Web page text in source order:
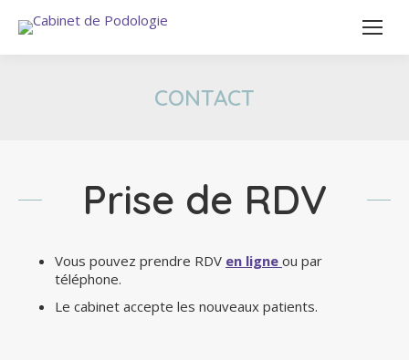
CONTACT
Prise de RDV
Vous pouvez prendre RDV en ligne ou par
téléphone.
Le cabinet accepte les nouveaux patients.